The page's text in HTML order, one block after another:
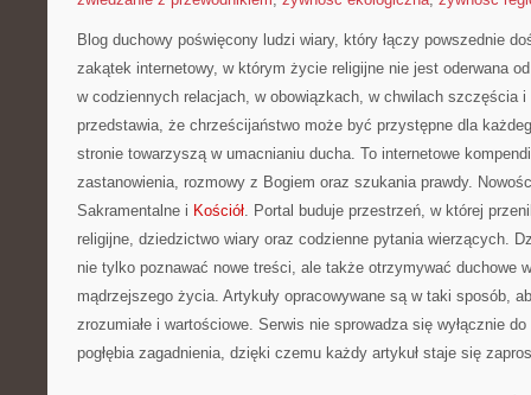
Blog duchowy poświęcony ludzi wiary, który łączy powszednie
zakątek internetowy, w którym życie religijne nie jest oderwana
w codziennych relacjach, w obowiązkach, w chwilach szczęścia
przedstawia, że chrześcijaństwo może być przystępne dla
stronie towarzyszą w umacnianiu ducha. To internetowe
zastanowienia, rozmowy z Bogiem oraz szukania prawdy.
Sakramentalne i Kościół. Portal buduje przestrzeń, w której
religijne, dziedzictwo wiary oraz codzienne pytania wierzących.
nie tylko poznawać nowe treści, ale także otrzymywać duchowe
mądrzejszego życia. Artykuły opracowywane są w taki sposób,
zrozumiałe i wartościowe. Serwis nie sprowadza się wyłącznie
pogłębia zagadnienia, dzięki czemu każdy artykuł staje się